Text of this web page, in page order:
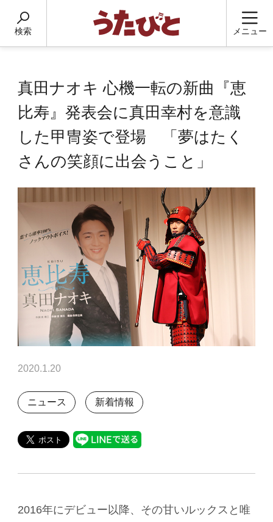
検索 メニュー
真田ナオキ 心機一転の新曲『恵
比寿』発表会に真田幸村を意識
した甲冑姿で登場 「夢はたく
さんの笑顔に出会うこと」
2020.1.20
ニュース 新着情報
2016年にデビュー以降、その甘いルックスと唯